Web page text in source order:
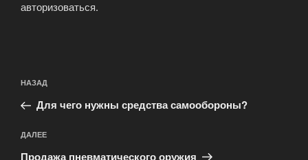
авторизоваться.
по
записям
Предыдущая
запись:
НАЗАД
Для чего нужны средства самообороны?
Следующая
запись
ДАЛЕЕ
Продажа пневматического оружия